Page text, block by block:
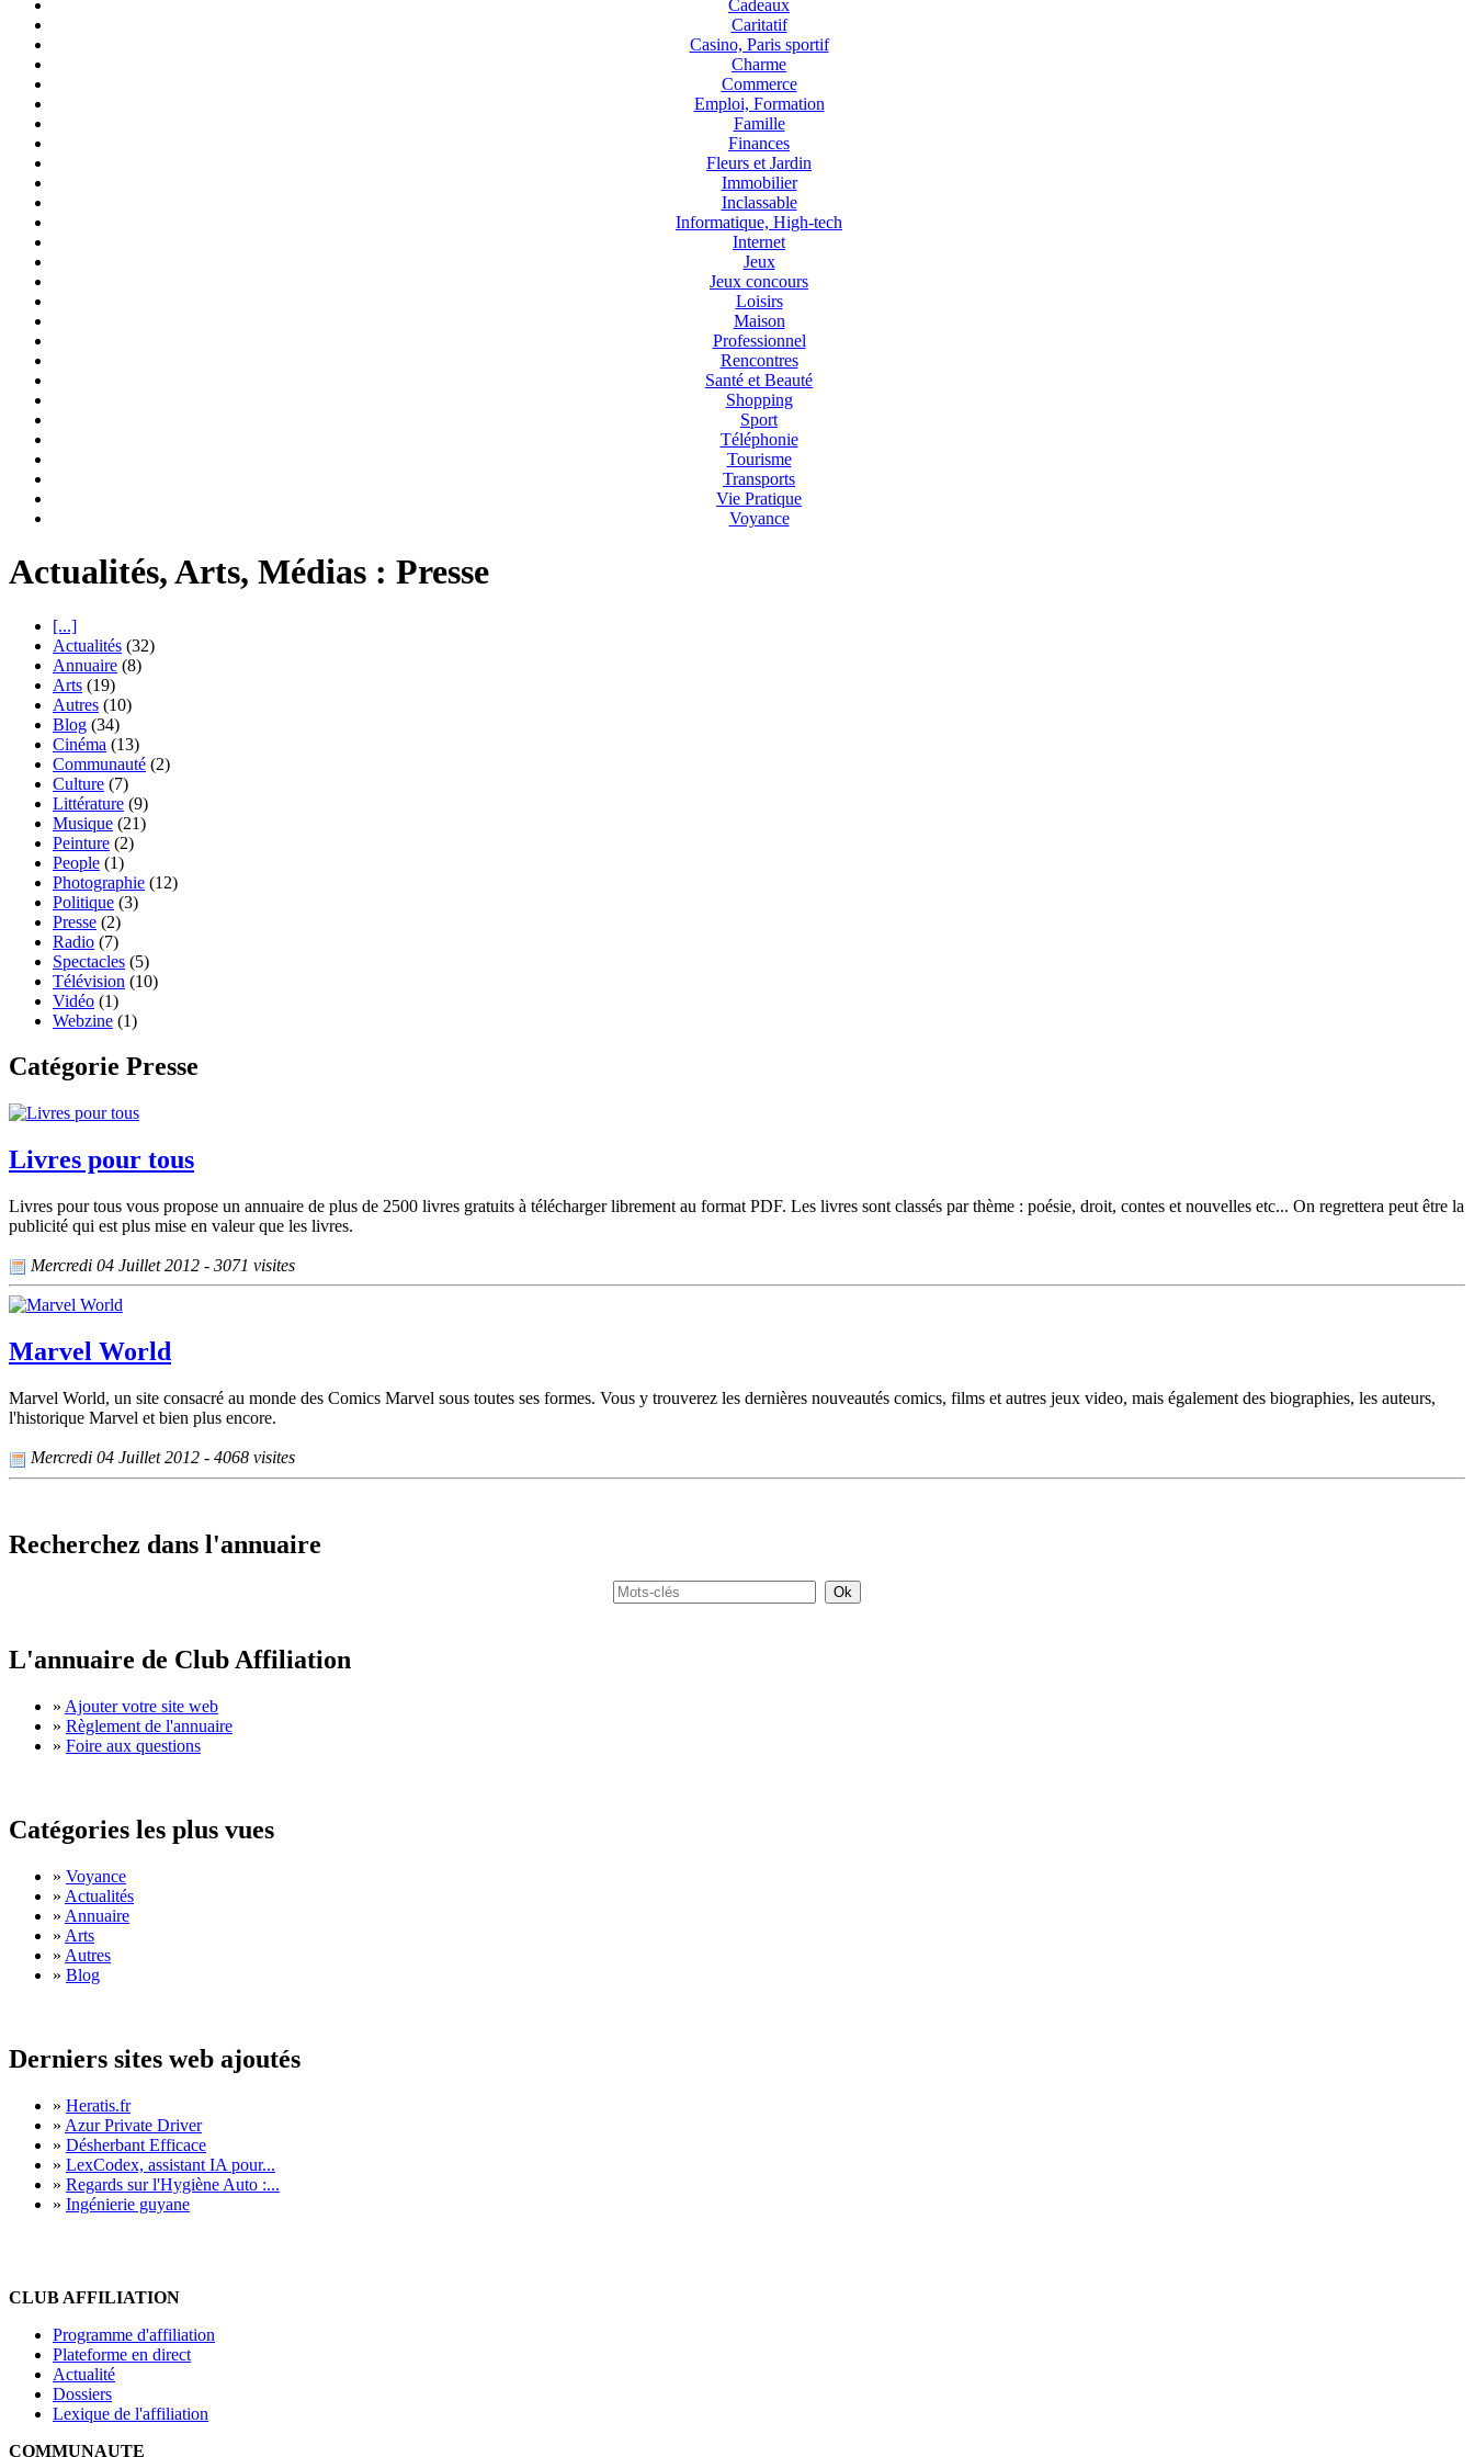
Cadeaux
Caritatif
Casino, Paris sportif
Charme
Commerce
Emploi, Formation
Famille
Finances
Fleurs et Jardin
Immobilier
Inclassable
Informatique, High-tech
Internet
Jeux
Jeux concours
Loisirs
Maison
Professionnel
Rencontres
Santé et Beauté
Shopping
Sport
Téléphonie
Tourisme
Transports
Vie Pratique
Voyance
Actualités, Arts, Médias : Presse
[...]
Actualités (32)
Annuaire (8)
Arts (19)
Autres (10)
Blog (34)
Cinéma (13)
Communauté (2)
Culture (7)
Littérature (9)
Musique (21)
Peinture (2)
People (1)
Photographie (12)
Politique (3)
Presse (2)
Radio (7)
Spectacles (5)
Télévision (10)
Vidéo (1)
Webzine (1)
Catégorie Presse
Livres pour tous
Livres pour tous vous propose un annuaire de plus de 2500 livres gratuits à télécharger librement au format PDF. Les livres sont classés par thème : poésie, droit, contes et nouvelles etc... On regrettera peut être la
publicité qui est plus mise en valeur que les livres.
Mercredi 04 Juillet 2012 - 3071 visites
Marvel World
Marvel World, un site consacré au monde des Comics Marvel sous toutes ses formes. Vous y trouverez les dernières nouveautés comics, films et autres jeux video, mais également des biographies, les auteurs,
l'historique Marvel et bien plus encore.
Mercredi 04 Juillet 2012 - 4068 visites
Recherchez dans l'annuaire
L'annuaire de Club Affiliation
» Ajouter votre site web
» Règlement de l'annuaire
» Foire aux questions
Catégories les plus vues
» Voyance
» Actualités
» Annuaire
» Arts
» Autres
» Blog
Derniers sites web ajoutés
» Heratis.fr
» Azur Private Driver
» Désherbant Efficace
» LexCodex, assistant IA pour...
» Regards sur l'Hygiène Auto :...
» Ingénierie guyane
CLUB AFFILIATION
Programme d'affiliation
Plateforme en direct
Actualité
Dossiers
Lexique de l'affiliation
COMMUNAUTE